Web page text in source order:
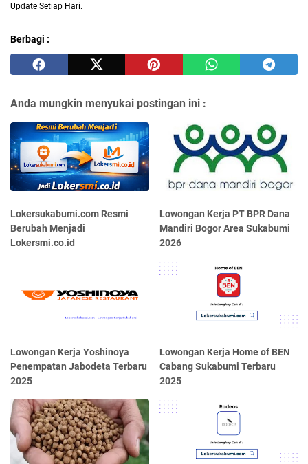
Update Setiap Hari.
Berbagi :
Anda mungkin menyukai postingan ini :
Lokersukabumi.com Resmi
Berubah Menjadi
Lokersmi.co.id
Lowongan Kerja PT BPR Dana
Mandiri Bogor Area Sukabumi
2026
Lowongan Kerja Yoshinoya
Penempatan Jabodeta Terbaru
2025
Lowongan Kerja Home of BEN
Cabang Sukabumi Terbaru
2025